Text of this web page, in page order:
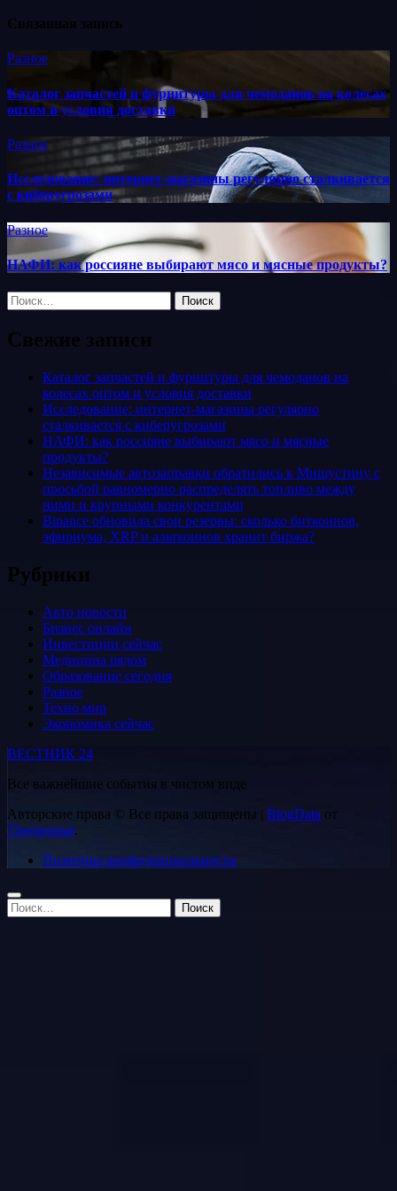
Связанная запись
Разное
Каталог запчастей и фурнитуры для чемоданов на колесах
оптом и условия доставки
Разное
Исследование: интернет-магазины регулярно сталкивается
с киберугрозами
Разное
НАФИ: как россияне выбирают мясо и мясные продукты?
Найти:
Свежие записи
Каталог запчастей и фурнитуры для чемоданов на
колесах оптом и условия доставки
Исследование: интернет-магазины регулярно
сталкивается с киберугрозами
НАФИ: как россияне выбирают мясо и мясные
продукты?
Независимые автозаправки обратились к Мишустину с
просьбой равномерно распределять топливо между
ними и крупными конкурентами
Binance обновила свои резервы: сколько биткоинов,
эфириума, XRP и альткоинов хранит биржа?
Рубрики
Авто новости
Бизнес онлайн
Инвестиции сейчас
Медицина рядом
Образование сегодня
Разное
Техно мир
Экономика сейчас
ВЕСТНИК 24
Все важнейшие события в чистом виде
Авторские права © Все права защищены | BlogData от
Themeansar.
Политика конфиденциальности
Найти: